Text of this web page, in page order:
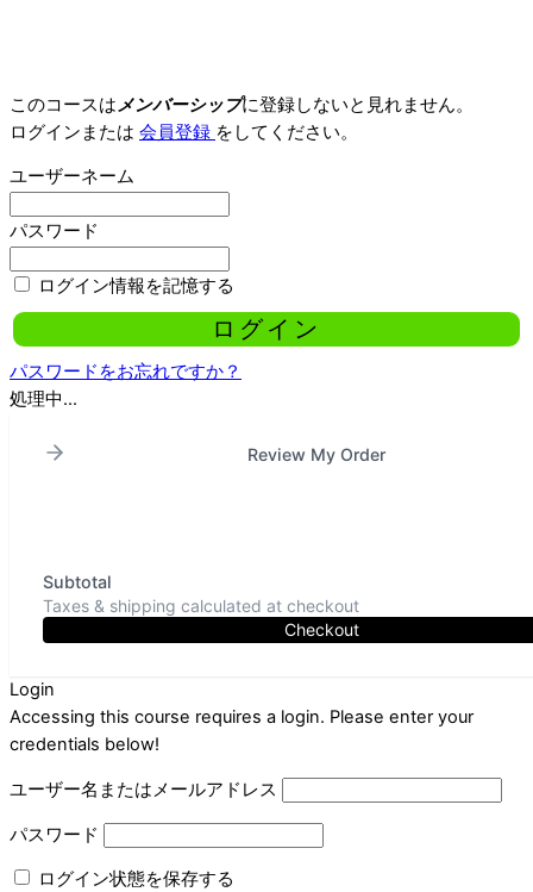
このコースはメンバーシップに登録しないと見れません。
ログインまたは 会員登録 をしてください。
ユーザーネーム
パスワード
ログイン情報を記憶する
パスワードをお忘れですか？
処理中...
Review My Order
Subtotal
Taxes & shipping calculated at checkout
Checkout
Login
Accessing this course requires a login. Please enter your
credentials below!
ユーザー名またはメールアドレス
パスワード
ログイン状態を保存する